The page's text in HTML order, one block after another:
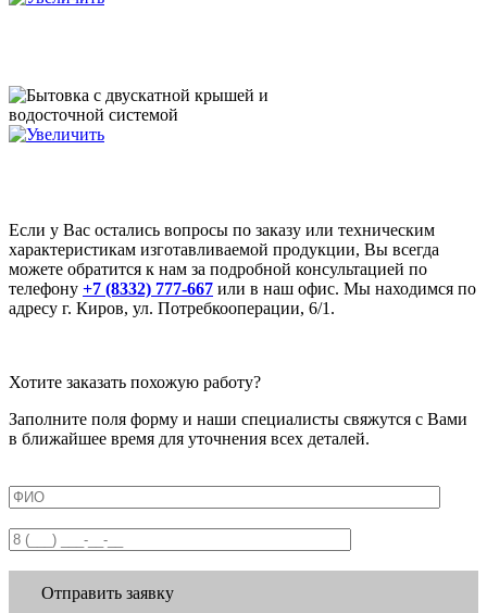
Если у Вас остались вопросы по заказу или техническим
характеристикам изготавливаемой продукции, Вы всегда
можете обратится к нам за подробной консультацией по
телефону +7 (8332) 777-667 или в наш офис. Мы находимся по
адресу г. Киров, ул. Потребкооперации, 6/1.
Хотите заказать похожую работу?
Заполните поля форму и наши специалисты свяжутся с Вами
в ближайшее время для уточнения всех деталей.
Отправить заявку